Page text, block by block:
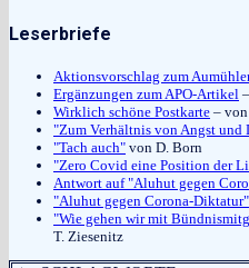
Leserbriefe
Aktionsvorschlag zum
Ergänzungen zum APO-Artikel
Wirklich schöne Postkarte –
"Zum Verhältnis von Angst und
"Tach auch" von D. Born
"Zero Covid eine Position der
Antwort auf "Aluhut gegen
"Aluhut gegen Corona-Diktatur"
"Wie gehen wir mit
T. Ziesenitz